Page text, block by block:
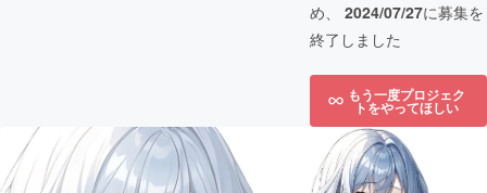
め、 2024/07/27に募集を
終了しました
もう一度プロジェク
トをやってほしい